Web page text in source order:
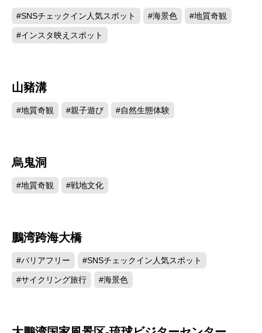
#SNSチェックイン人気スポット #海景色 #地質奇観
#インスタ映えスポット
山豬溝
#地質奇観 #親子遊び #自然生態体験
烏鬼洞
#地質奇観 #戦地文化
鵬湾跨海大橋
#バリアフリー #SNSチェックイン人気スポット
#サイクリング旅行 #海景色
2366